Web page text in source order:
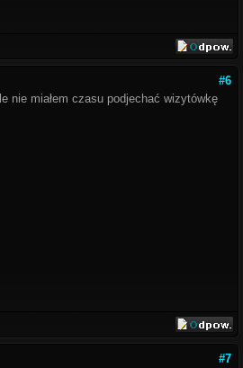
#6
nie miałem czasu podjechać wizytówkę
#7